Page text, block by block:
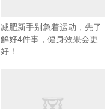
减肥新手别急着运动，先了
解好4件事，健身效果会更
好！